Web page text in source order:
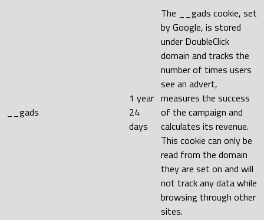
__gads
1 year
24
days
The __gads cookie, set
by Google, is stored
under DoubleClick
domain and tracks the
number of times users
see an advert,
measures the success
of the campaign and
calculates its revenue.
This cookie can only be
read from the domain
they are set on and will
not track any data while
browsing through other
sites.